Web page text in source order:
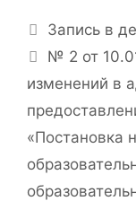
Рубрики
Запись в
№ 2 от
изменений в
«Постановка